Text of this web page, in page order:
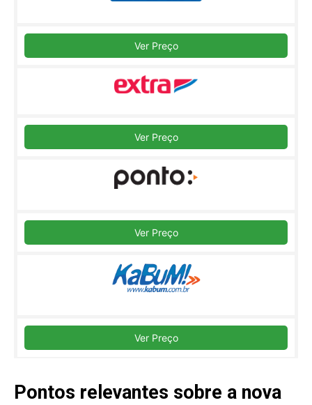
Ver Preço
Ver Preço
Ver Preço
Ver Preço
Pontos relevantes sobre a nova